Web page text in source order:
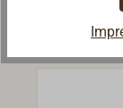
Ähnliche